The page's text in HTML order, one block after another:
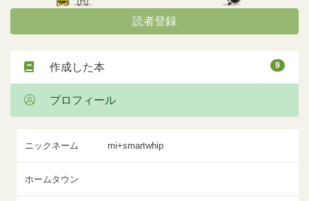
ニックネーム mi+smartwhip
ホームタウン
読者登録
作成した本 9
プロフィール